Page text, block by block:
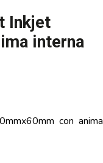
Inkjet
interna
con anima